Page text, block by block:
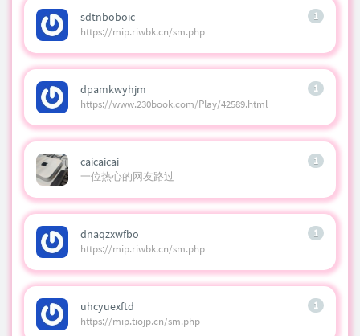
1
sdtnboboic
https://mip.riwbk.cn/sm.php
1
dpamkwyhjm
https://www.230book.com/Play/42589.html
1
caicaicai
一位热心的网友路过
1
dnaqzxwfbo
https://mip.riwbk.cn/sm.php
1
uhcyuexftd
https://mip.tiojp.cn/sm.php